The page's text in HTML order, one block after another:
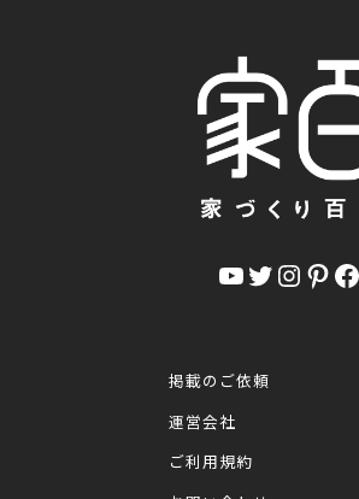
YouTube Twitter InstagramPinterest Facebook
掲載のご依頼
運営会社
ご利用規約